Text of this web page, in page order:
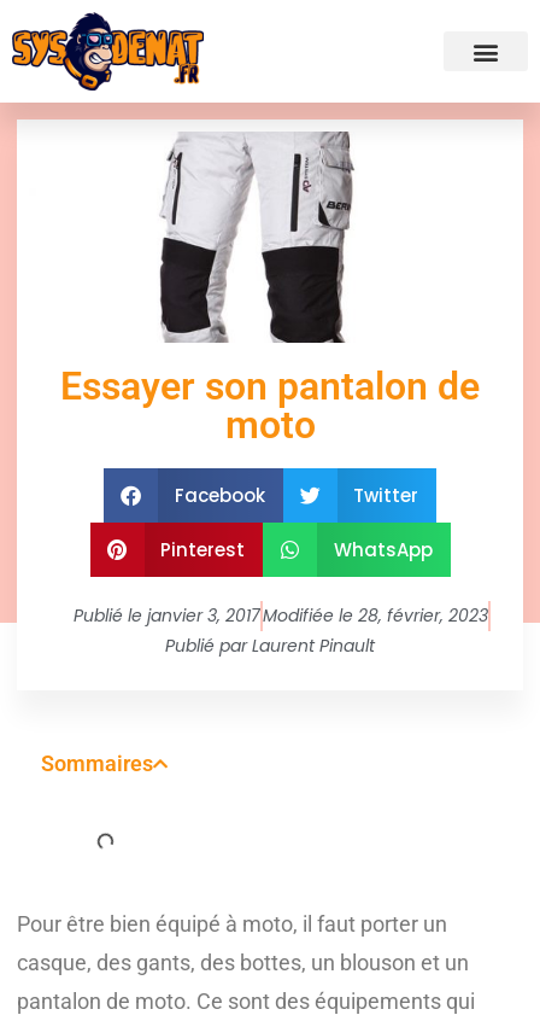
Essayer son pantalon de
moto
Facebook Twitter
Pinterest WhatsApp
Publié le janvier 3, 2017Modifiée le 28, février, 2023
Publié parLaurent Pinault
Sommaires
Pour être bien équipé à moto, il faut porter un
casque, des gants, des bottes, un blouson et un
pantalon de moto. Ce sont des équipements qui